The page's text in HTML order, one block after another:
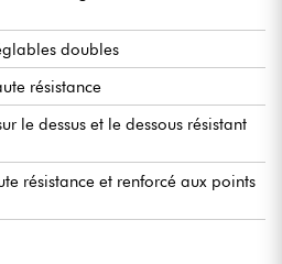
doubles
résistance
le dessus et le dessous résistant
résistance et renforcé aux points
et dissimulables
de forme personnalisée Tête
un rangement rapide